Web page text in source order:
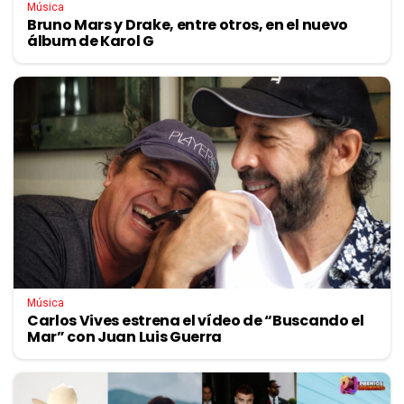
Música
Bruno Mars y Drake, entre otros, en el nuevo
álbum de Karol G
Música
Carlos Vives estrena el vídeo de “Buscando el
Mar” con Juan Luis Guerra